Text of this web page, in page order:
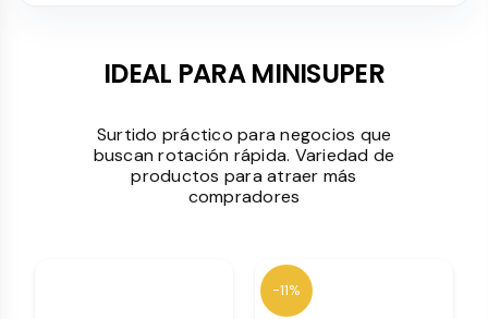
IDEAL PARA MINISUPER
Surtido práctico para negocios que
buscan rotación rápida. Variedad de
productos para atraer más
compradores
-11%